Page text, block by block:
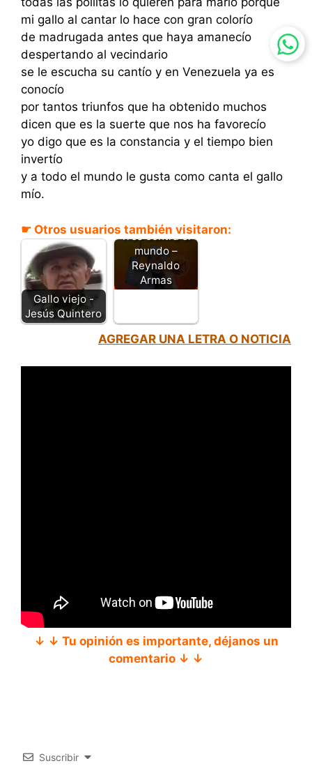
mi gallo al cantar lo hace con gran colorío
de madrugada antes que haya amanecío
despertando al vecindario
se le escucha su cantío y en Venezuela ya es
conocío
por tantos triunfos que ha obtenido muchos
dicen que es la suerte que nos ha favorecío
yo digo que es la constancia y el tiempo bien
invertío
y a todo el mundo le gusta como canta el gallo
mío.
☛ Otros usuarios también visitaron:
Gallo viejo -
Jesús Quintero
Tres contra el
mundo –
Reynaldo
Armas
AGREGAR UNA LETRA O NOTICIA
↓ ↓ Tu opinión es importante, déjanos un
comentario ↓ ↓
Suscribir